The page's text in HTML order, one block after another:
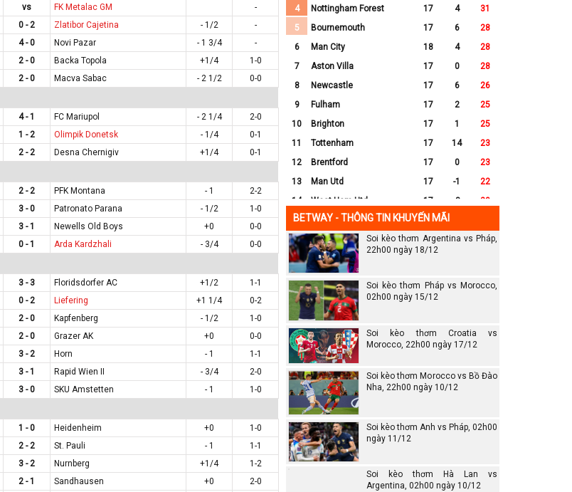
vs FK Metalac GM
-
0 - 2 Zlatibor Cajetina - 1/2
-
4 - 0 Novi Pazar - 1 3/4
-
2 - 0 Backa Topola +1/4
1-0
2 - 0 Macva Sabac - 2 1/2
0-0
4 - 1 FC Mariupol - 2 1/4
2-0
1 - 2 Olimpik Donetsk - 1/4
0-1
2 - 2 Desna Chernigiv +1/4
0-1
2 - 2 PFK Montana - 1
2-2
3 - 0 Patronato Parana - 1/2
1-0
3 - 1 Newells Old Boys +0
0-0
0 - 1 Arda Kardzhali - 3/4
0-0
3 - 3 Floridsdorfer AC +1/2
1-1
0 - 2 Liefering +1 1/4
0-2
2 - 0 Kapfenberg - 1/2
1-0
2 - 0 Grazer AK +0
0-0
3 - 2 Horn - 1
1-1
3 - 1 Rapid Wien II - 3/4
2-0
3 - 0 SKU Amstetten - 1
1-0
1 - 0 Heidenheim +0
1-0
2 - 2 St. Pauli - 1
1-1
3 - 2 Nurnberg +1/4
1-2
2 - 1 Sandhausen +0
2-0
4
Nottingham Forest 17 4
31
5
Bournemouth 17 6
28
6
Man City 18 4
28
7
Aston Villa 17 0
28
8
Newcastle 17 6
26
9
Fulham 17 2
25
10
Brighton 17 1
25
11
Tottenham 17 14
23
12
Brentford 17 0
23
13
Man Utd 17 -1
22
14
West Ham Utd 17 -8
20
15
Everton 17
16
Crystal Palace 17 -8
16
17
Leicester City
18
Ipswich
19
Wolves 17
20
Southampton
BETWAY - THÔNG TIN KHUYẾN MÃI
Soi kèo thơm Argentina vs Pháp,
22h00 ngày 18/12
Soi kèo thơm Pháp vs Morocco,
02h00 ngày 15/12
Soi kèo thơm Croatia vs
Morocco, 22h00 ngày 17/12
Soi kèo thơm Morocco vs Bồ Đào
Nha, 22h00 ngày 10/12
Soi kèo thơm Anh vs Pháp, 02h00
ngày 11/12
Soi kèo thơm Hà Lan vs
Argentina, 02h00 ngày 10/12